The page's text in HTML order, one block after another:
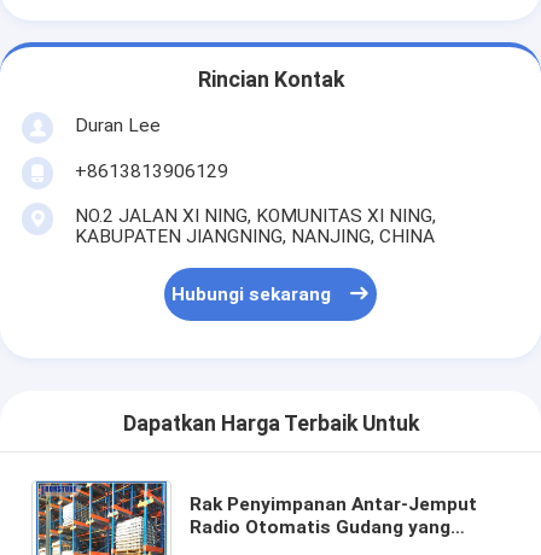
Rincian Kontak
Duran Lee
+8613813906129
NO.2 JALAN XI NING, KOMUNITAS XI NING,
KABUPATEN JIANGNING, NANJING, CHINA
Hubungi sekarang
Dapatkan Harga Terbaik Untuk
Rak Penyimpanan Antar-Jemput
Radio Otomatis Gudang yang